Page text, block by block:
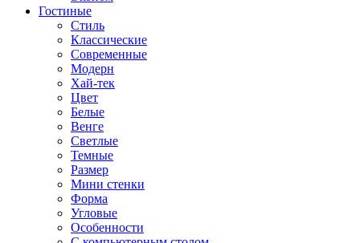
Гостиные
Стиль
Классические
Современные
Модерн
Хай-тек
Цвет
Белые
Венге
Светлые
Темные
Размер
Мини стенки
Форма
Угловые
Особенности